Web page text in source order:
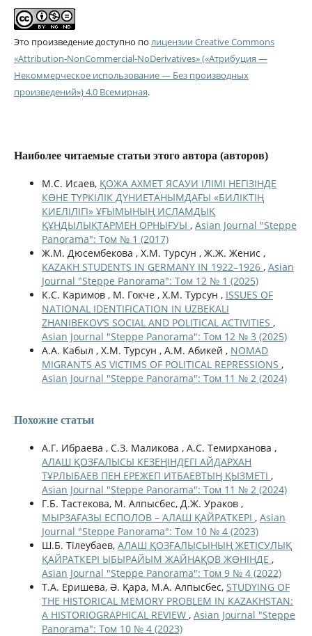
Это произведение доступно по лицензии Creative Commons
«Attribution-NonCommercial-NoDerivatives» («Атрибуция —
Некоммерческое использование — Без производных
произведений») 4.0 Всемирная.
Наиболее читаемые статьи этого автора (авторов)
М.С. Исаев, ҚОЖА АХМЕТ ЯСАУИ ІЛІМІ НЕГІЗІНДЕ
КӨНЕ ТҮРКІЛІК ДҮНИЕТАНЫМДАҒЫ «БИЛІКТІҢ
КИЕЛІЛІГІ» ҰҒЫМЫНЫҢ ИСЛАМДЫҚ
ҚҰНДЫЛЫҚТАРМЕН ОРНЫҒУЫ , Asian Journal "Steppe
Panorama": Том № 1 (2017)
Ж.М. Дюсембекова , Х.М. Турсун , Ж.Ж. Женис ,
KAZAKH STUDENTS IN GERMANY IN 1922–1926 , Asian
Journal "Steppe Panorama": Том 12 № 1 (2025)
К.С. Каримов , М. Гокче , Х.М. Турсун , ISSUES OF
NATIONAL IDENTIFICATION IN UZBEKALI
ZHANIBEKOV’S SOCIAL AND POLITICAL ACTIVITIES ,
Asian Journal "Steppe Panorama": Том 12 № 3 (2025)
А.А. Кабыл , Х.М. Турсун , А.М. Абикей , NOMAD
MIGRANTS AS VICTIMS OF POLITICAL REPRESSIONS ,
Asian Journal "Steppe Panorama": Том 11 № 2 (2024)
Похожие статьи
А.Г. Ибраева , С.З. Маликова , А.С. Темирханова ,
АЛАШ ҚОЗҒАЛЫСЫ КЕЗЕҢІНДЕГІ АЙДАРХАН
ТҰРЛЫБАЕВ ПЕН ЕРЕЖЕП ИТБАЕВТЫҢ ҚЫЗМЕТІ ,
Asian Journal "Steppe Panorama": Том 11 № 2 (2024)
Г.Б. Тастекова, М. Алпысбес, Д.Ж. Ураков ,
МЫРЗАҒАЗЫ ЕСПОЛОВ – АЛАШ ҚАЙРАТКЕРІ , Asian
Journal "Steppe Panorama": Том 10 № 4 (2023)
Ш.Б. Тілеубаев, АЛАШ ҚОЗҒАЛЫСЫНЫҢ ЖЕТІСУЛЫҚ
ҚАЙРАТКЕРІ ЫБЫРАЙЫМ ЖАЙНАҚОВ ЖӨНІНДЕ ,
Asian Journal "Steppe Panorama": Том 9 № 4 (2022)
Т.А. Еришева, Ә. Қара, М.А. Алпысбес, STUDYING OF
THE HISTORICAL MEMORY PROBLEM IN KAZAKHSTAN:
A HISTORIOGRAPHICAL REVIEW , Asian Journal "Steppe
Panorama": Том 10 № 4 (2023)